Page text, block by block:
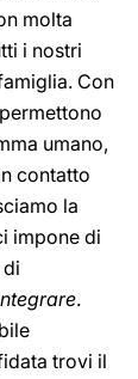
molta
i nostri
Con
umano,
contatto
la
impone di
.
trovi il